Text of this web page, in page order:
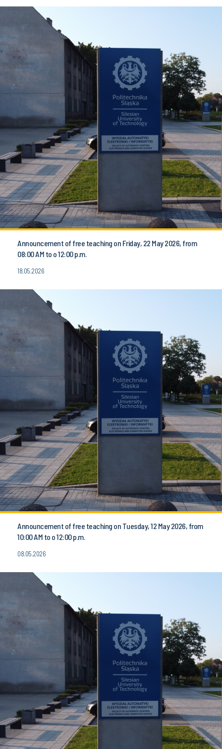
Announcement of free teaching on Friday, 22 May 2026, from
08:00 AM to o 12:00 p.m.
18.05.2026
Announcement of free teaching on Tuesday, 12 May 2026, from
10:00 AM to o 12:00 p.m.
08.05.2026